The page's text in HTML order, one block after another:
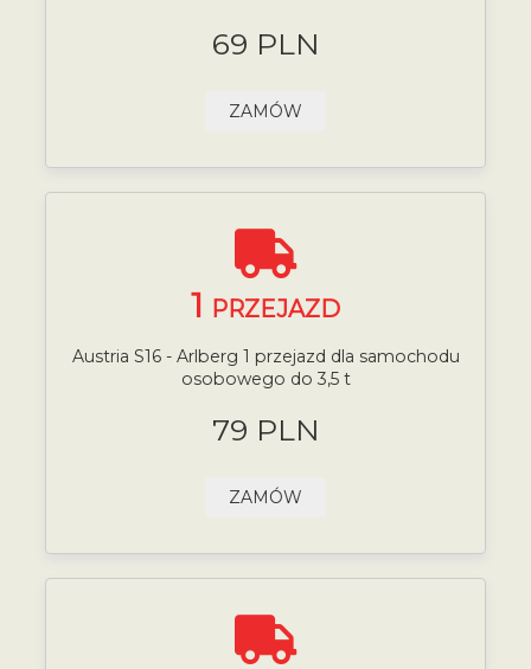
69 PLN
ZAMÓW
1 PRZEJAZD
Austria S16 - Arlberg 1 przejazd dla samochodu
osobowego do 3,5 t
79 PLN
ZAMÓW